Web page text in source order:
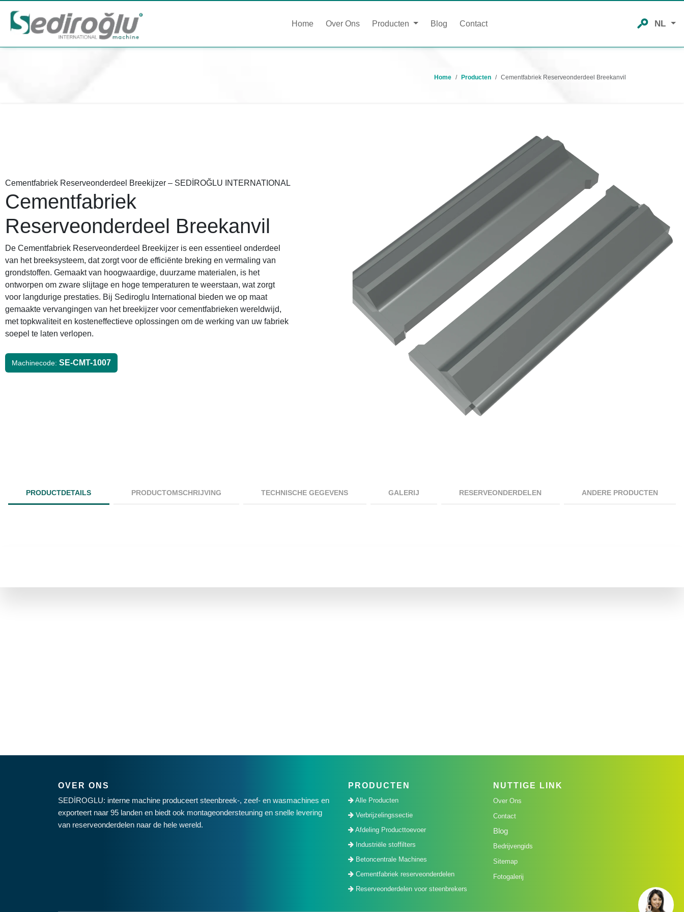
Home Over Ons Producten Blog Contact NL
Home Producten Cementfabriek Reserveonderdeel Breekanvil
Cementfabriek Reserveonderdeel Breekijzer – SEDİROĞLU INTERNATIONAL
Cementfabriek
Reserveonderdeel Breekanvil
De Cementfabriek Reserveonderdeel Breekijzer is een essentieel onderdeel
van het breeksysteem, dat zorgt voor de efficiënte breking en vermaling van
grondstoffen. Gemaakt van hoogwaardige, duurzame materialen, is het
ontworpen om zware slijtage en hoge temperaturen te weerstaan, wat zorgt
voor langdurige prestaties. Bij Sediroglu International bieden we op maat
gemaakte vervangingen van het breekijzer voor cementfabrieken wereldwijd,
met topkwaliteit en kosteneffectieve oplossingen om de werking van uw fabriek
soepel te laten verlopen.
Machinecode: SE-CMT-1007
PRODUCTDETAILS PRODUCTOMSCHRIJVING TECHNISCHE GEGEVENS GALERIJ RESERVEONDERDELEN ANDERE PRODUCTEN
OVER ONS
SEDİROGLU: interne machine produceert steenbreek-, zeef- en wasmachines en
exporteert naar 95 landen en biedt ook montageondersteuning en snelle levering
van reserveonderdelen naar de hele wereld.
PRODUCTEN
Alle Producten
Verbrijzelingssectie
Afdeling Producttoevoer
Industriële stoffilters
Betoncentrale Machines
Cementfabriek reserveonderdelen
Reserveonderdelen voor steenbrekers
NUTTIGE LINK
Over Ons
Contact
Blog
Bedrijvengids
Sitemap
Fotogalerij